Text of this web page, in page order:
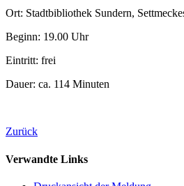
Ort: Stadtbibliothek Sundern,
Beginn: 19.00 Uhr
Eintritt: frei
Dauer: ca. 114 Minuten
Zurück
Verwandte Links